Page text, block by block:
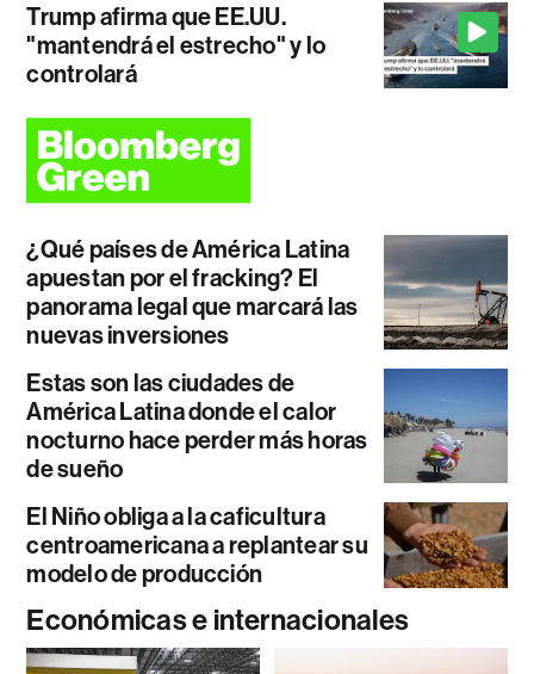
Trump afirma que EE.UU.
"mantendrá el estrecho" y lo
controlará
¿Qué países de América Latina
apuestan por el fracking? El
panorama legal que marcará las
nuevas inversiones
Estas son las ciudades de
América Latina donde el calor
nocturno hace perder más horas
de sueño
El Niño obliga a la caficultura
centroamericana a replantear su
modelo de producción
Económicas e internacionales